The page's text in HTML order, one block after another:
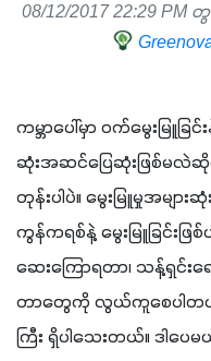
08/12/2017 22:29 PM
ကမ္ဘာပေါ်မှာ ဝက်မွေးမြူ
ဆုံးအဆင်ပြေဆုံးဖြစ်မလဲ
တုန်းပါပဲ။ မွေးမြူမှုအမျ
ကွန်ကရစ်နဲ့ မွေးမြူခြင်းဖ
ဆေးကြောရတာ၊ သန့်ရှင်းရ
တာတွေကို လွယ်ကူစေပါတယ်
ကြီး ရှိပါသေးတယ်။ ဒါပေ